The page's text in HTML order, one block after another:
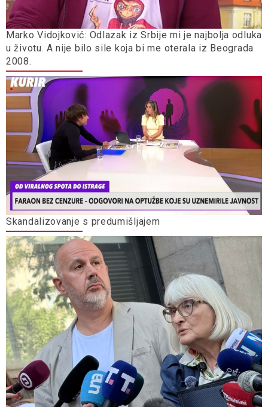
Marko Vidojković: Odlazak iz Srbije mi je najbolja odluka
u životu. A nije bilo sile koja bi me oterala iz Beograda
2008.
Skandalizovanje s predumišljajem